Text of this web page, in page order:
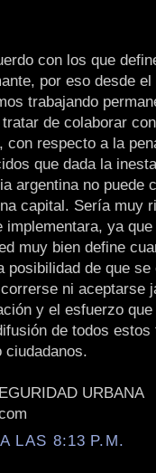
con los que
por eso desde
trabajando
de colaborar
con respecto a la
que dada la
argentina no puede
capital. Sería muy
ya
muy bien define
posibilidad de que se
ni aceptarse
y el esfuerzo que
de todos estos
ciudadanos.
URBANA
LAS 8:13 P.M.